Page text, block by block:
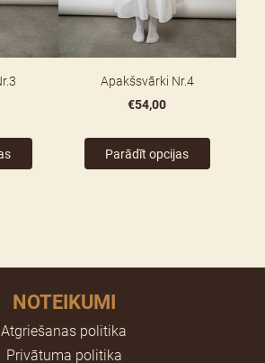
Apakšsvārki Nr.4
€54,00
Parādīt opcijas
NOTEIKUMI
Atgriešanas politika
Privātuma politika